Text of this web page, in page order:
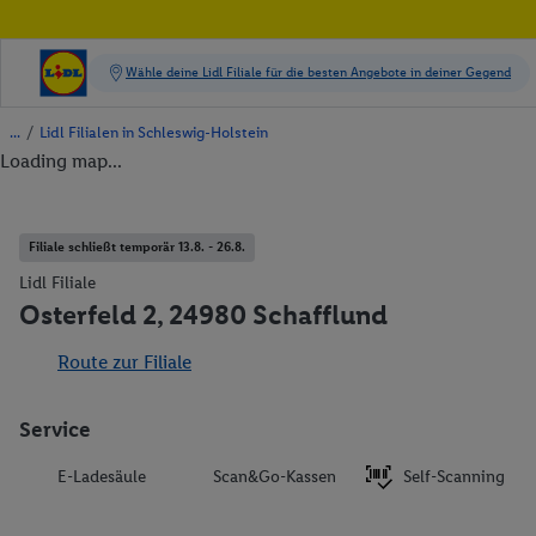
/ Lidl Filialen in Schleswig-Holstein
Loading map...
Filiale schließt temporär 13.8. - 26.8.
Lidl Filiale
Osterfeld 2, 24980 Schafflund
Route zur Filiale
Service
E-Ladesäule Scan&Go-Kassen Self-Scanning